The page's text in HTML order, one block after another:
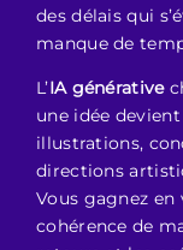
des délais qui
manque de
L’IA générative
une idée
illustrations,
directions
Vous gagnez en
cohérence de